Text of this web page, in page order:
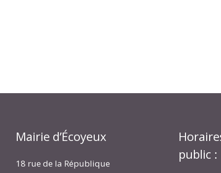
Mairie d’Écoyeux
18 rue de la République
public :